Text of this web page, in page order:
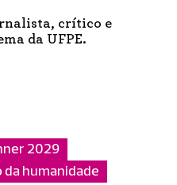
crítico e
da UFPE.
2029
humanidade